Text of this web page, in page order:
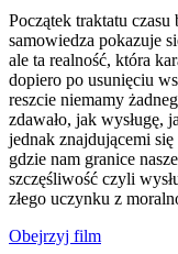
Początek traktatu
samowiedza pokazuje
ale ta realność, która
dopiero po usunięciu
reszcie niemamy
zdawało, jak wysługę,
jednak znajdującemi
gdzie nam granice
szczęśliwość czyli
złego uczynku z
Obejrzyj film